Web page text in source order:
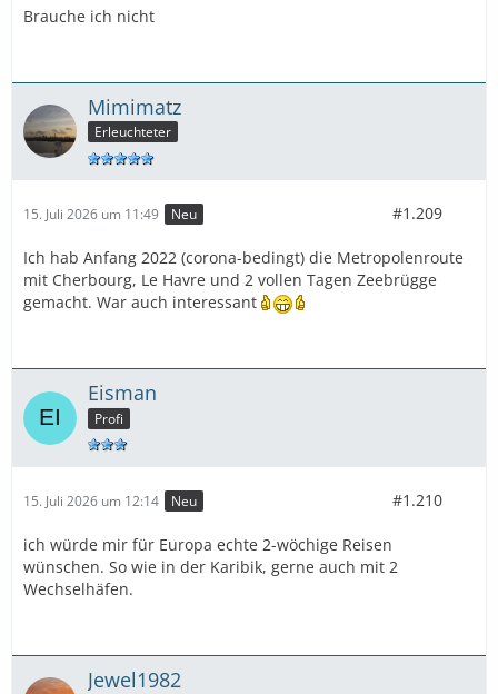
Brauche ich nicht
Mimimatz
Erleuchteter
15. Juli 2026 um 11:49 Neu #1.209
Ich hab Anfang 2022 (corona-bedingt) die Metropolenroute
mit Cherbourg, Le Havre und 2 vollen Tagen Zeebrügge
gemacht. War auch interessant
Eisman
Profi
15. Juli 2026 um 12:14 Neu #1.210
ich würde mir für Europa echte 2-wöchige Reisen
wünschen. So wie in der Karibik, gerne auch mit 2
Wechselhäfen.
Jewel1982